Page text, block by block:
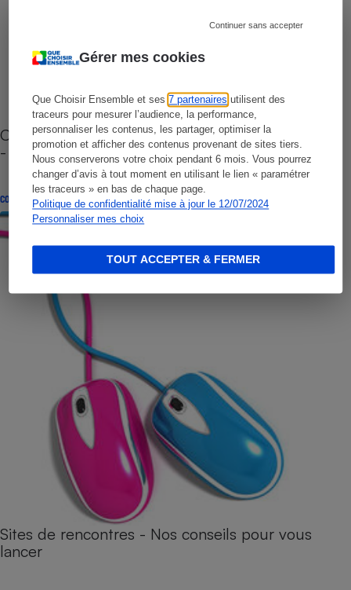
Gérer mes cookies
Que Choisir Ensemble et ses7 partenaires utilisent des
traceurs pour mesurer l’audience, la performance,
personnaliser les contenus, les partager, optimiser la
promotion et afficher des contenus provenant de sites tiers.
Nous conserverons votre choix pendant 6 mois. Vous pourrez
changer d’avis à tout moment en utilisant le lien « paramétrer
les traceurs » en bas de chaque page.
Politique de confidentialité mise à jour le 12/07/2024
Personnaliser mes choix
Continuer sans accepter
TOUT ACCEPTER & FERMER
Cafetière à capsules zéro déchet CoffeeB (vidéo)
- Premières impressions
CONSEILS
Sites de rencontres - Nos conseils pour vous
lancer